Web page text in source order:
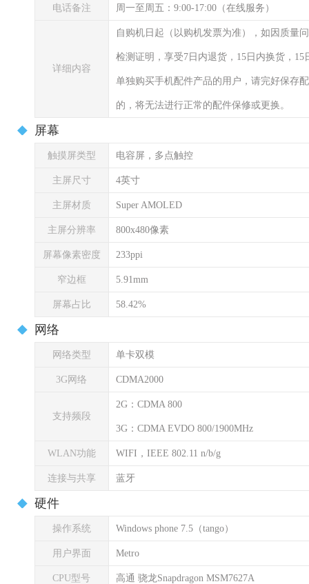
电话备注 周一至周五：9:00-17:00（在线服务）
详细内容
自购机日起（以购机发票为准），如因质量
检测证明，享受7日内退货，15日内换货，
单独购买手机配件产品的用户，请完好保存
的，将无法进行正常的配件保修或更换。
屏幕
触摸屏类型 电容屏，多点触控
主屏尺寸 4英寸
主屏材质 Super AMOLED
主屏分辨率 800x480像素
屏幕像素密度 233ppi
窄边框 5.91mm
屏幕占比 58.42%
网络
网络类型 单卡双模
3G网络 CDMA2000
支持频段
2G：CDMA 800
3G：CDMA EVDO 800/1900MHz
WLAN功能 WIFI，IEEE 802.11 n/b/g
连接与共享 蓝牙
硬件
操作系统 Windows phone 7.5（tango）
用户界面 Metro
CPU型号 高通 骁龙Snapdragon MSM7627A